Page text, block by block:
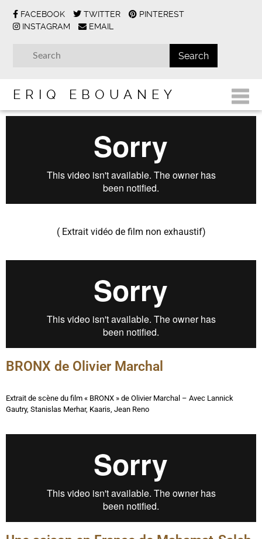
FACEBOOK TWITTER
PINTEREST
INSTAGRAM
EMAIL
ERIQ EBOUANEY
( Extrait vidéo de film non exhaustif)
BRONX de Olivier Marchal
Extrait de scène du film « BRONX » de Olivier Marchal – Avec Lannick
Gautry, Stanislas Merhar, Kaaris, Jean Reno